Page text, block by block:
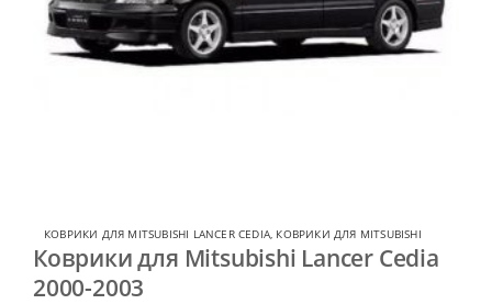
КОВРИКИ ДЛЯ MITSUBISHI LANCER CEDIA КОВРИКИ ДЛЯ MITSUBISHI
Коврики для Mitsubishi Lancer Cedia
2000-2003